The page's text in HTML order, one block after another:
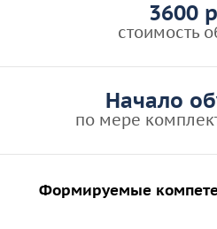
3600
стоимость
Начало
по мере
Формируемые